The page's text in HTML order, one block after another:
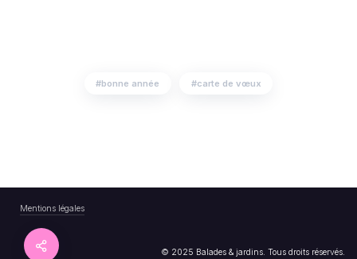
bonne année carte de vœux
Mentions légales
© 2025 Balades & jardins. Tous droits réservés.